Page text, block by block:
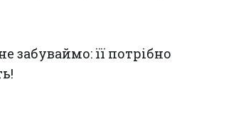
забуваймо: її потрібно